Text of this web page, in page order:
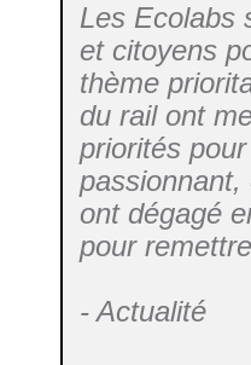
Les Ecolabs
et citoyens
thème
du rail ont
priorités
ont dégagé
pour
- Actualité